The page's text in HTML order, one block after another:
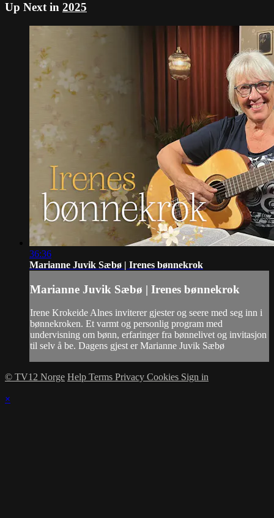
Up Next in 2025
36:36
Marianne Juvik Sæbø | Irenes bønnekrok
Marianne Juvik Sæbø | Irenes bønnekrok
Irene Krokeide Alnes inviterer gjester og seere med seg inn i
bønnekroken. Et varmt og personlig program med
undervisning om bønn, erfaringer fra bønnelivet og invitasjon
til selv å be. Dagens gjest er Marianne Juvik Sæbø
© TV12 Norge Help Terms Privacy Cookies Sign in
×